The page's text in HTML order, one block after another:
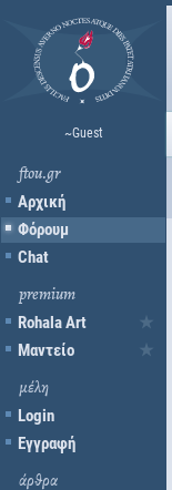
~Guest
ftou.gr
Αρχική
Φόρουμ
Chat
premium
Rohala Art
Μαντείο
μέλη
Login
Εγγραφή
άρθρα